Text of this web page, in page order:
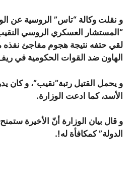
و نقلت وكالة “تاس” الروسية عن
“المستشار العسكري الروسي
لقي حتفه نتيجة هجوم مفاجئ
الهاون ضد القوات الحكومية في
و يحمل القتيل رتبة”نقيب”، و كان
الأسد، كما ادعت الوزارة.
و قال بيان الوزارة أنّ الأخيرة
الدولة” كمكافأة له!.